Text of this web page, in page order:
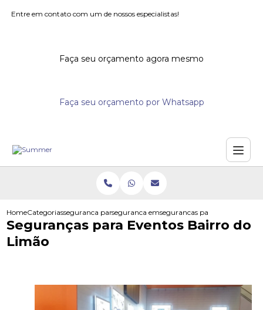
Entre em contato com um de nossos especialistas!
Faça seu orçamento agora mesmo
Faça seu orçamento por Whatsapp
HomeCategoriasseguranca para eventosseguranca em eventos fechados
segurancas para eventos
Seguranças para Eventos Bairro do
Limão